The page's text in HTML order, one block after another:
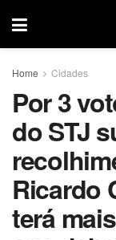
Home Cidades
Por 3
do STJ
Ricardo
terá